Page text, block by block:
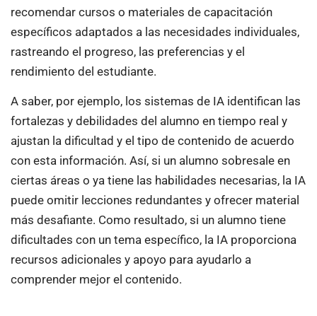
recomendar cursos o materiales de capacitación
específicos adaptados a las necesidades individuales,
rastreando el progreso, las preferencias y el
rendimiento del estudiante.
A saber, por ejemplo, los sistemas de IA identifican las
fortalezas y debilidades del alumno en tiempo real y
ajustan la dificultad y el tipo de contenido de acuerdo
con esta información. Así, si un alumno sobresale en
ciertas áreas o ya tiene las habilidades necesarias, la IA
puede omitir lecciones redundantes y ofrecer material
más desafiante. Como resultado, si un alumno tiene
dificultades con un tema específico, la IA proporciona
recursos adicionales y apoyo para ayudarlo a
comprender mejor el contenido.